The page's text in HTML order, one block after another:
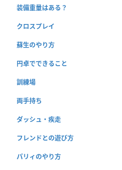
装備重量はある？
クロスプレイ
蘇生のやり方
円卓でできること
訓練場
両手持ち
ダッシュ・疾走
フレンドとの遊び方
パリィのやり方